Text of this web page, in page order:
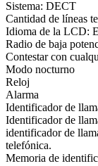
Sistema: DECT
Cantidad de líneas
Idioma de la LCD:
Radio de baja
Contestar con
Modo nocturno
Reloj
Alarma
Identificador de
Identificador de
identificador de
telefónica.
Memoria de